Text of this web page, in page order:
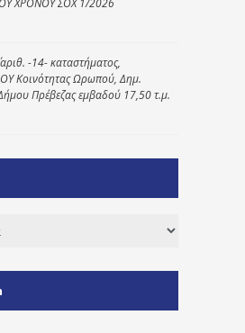
-14- καταστήματος,
Κοινότητας Ωρωπού, Δημ.
Πρέβεζας εμβαδού 17,50 τ.μ.